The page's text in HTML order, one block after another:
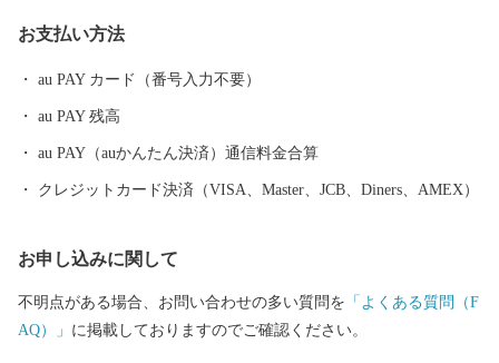
来ない特産の伊勢いもや、多気町発祥の前川次郎柿など、町の名
述の松阪牛肥育農家直営レストランや、伊勢いも料理専門店、あ
る全国紙で全国2位に輝いた農園レストラン、清流宮川の畔で絶景
を観ながら味わえる茅葺き日本料理などなど、魅力的な飲食店が
店」があり、営業日は多くのお客様で賑わっています。 私たち
お支払い方法
au PAY カード（番号入力不要）
au PAY 残高
au PAY（auかんたん決済）通信料金合算
クレジットカード決済（VISA、Master、JCB、Diners、AMEX）
お申し込みに関して
不明点がある場合、お問い合わせの多い質問を 「よくある質問（F
AQ）」 に掲載しておりますのでご確認ください。